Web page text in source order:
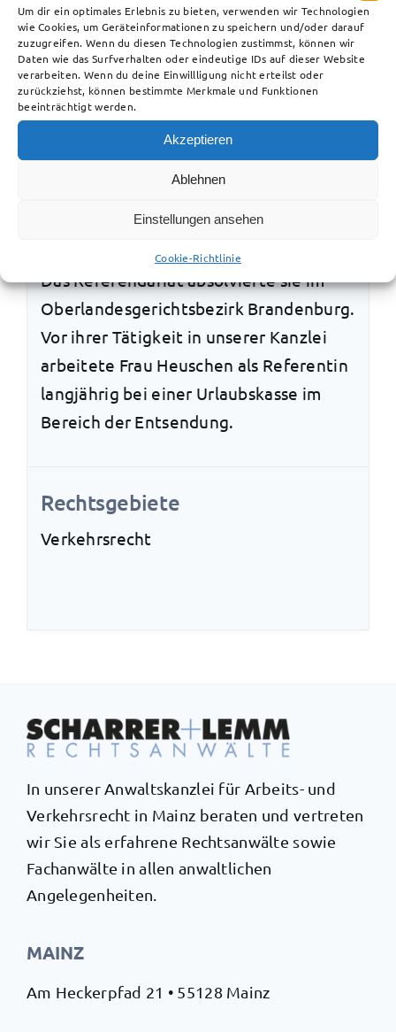
Um dir ein optimales Erlebnis zu bieten, verwenden wir Technologien
wie Cookies, um Geräteinformationen zu speichern und/oder darauf
zuzugreifen. Wenn du diesen Technologien zustimmst, können wir
Daten wie das Surfverhalten oder eindeutige IDs auf dieser Website
verarbeiten. Wenn du deine Einwillligung nicht erteilst oder
zurückziehst, können bestimmte Merkmale und Funktionen
beeinträchtigt werden.
Akzeptieren
Ablehnen
Einstellungen ansehen
Cookie-Richtlinie
Im Bereich des Verkehrsrecht werden Sie
von Rechtsanwältin Grit Heuschen
vertreten.
Qualifikation
Frau Heuschen studierte
Universität Viadrina in Frankfurt/Oder.
Das Referendariat absolvierte sie im
Oberlandesgerichtsbezirk Brandenburg.
Vor ihrer Tätigkeit in unserer Kanzlei
arbeitete Frau Heuschen als Referentin
langjährig bei einer Urlaubskasse im
Bereich der Entsendung.
Rechtsgebiete
Verkehrsrecht
In unserer Anwaltskanzlei für Arbeits- und
Verkehrsrecht in Mainz beraten und vertreten
wir Sie als erfahrene Rechtsanwälte sowie
Fachanwälte in allen anwaltlichen
Angelegenheiten.
MAINZ
Am Heckerpfad 21 • 55128 Mainz